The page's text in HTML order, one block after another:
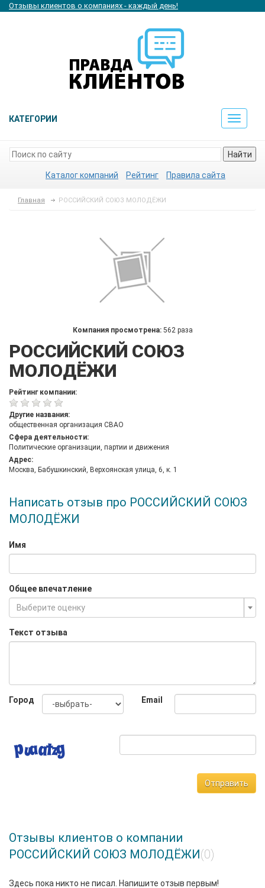
Отзывы клиентов о компаниях - каждый день!
КАТЕГОРИИ
Toggle
Найти
Каталог компаний Рейтинг Правила сайта
Главная РОССИЙСКИЙ СОЮЗ МОЛОДЁЖИ
Компания просмотрена: 562 раза
РОССИЙСКИЙ СОЮЗ
МОЛОДЁЖИ
Рейтинг компании:
Другие названия:
общественная организация СВАО
Сфера деятельности:
Политические организации, партии и движения
Адрес:
Москва, Бабушкинский, Верхоянская улица, 6, к. 1
Написать отзыв про РОССИЙСКИЙ СОЮЗ
МОЛОДЁЖИ
Имя
Общее впечатление
Выберите оценку
Текст отзыва
Город Email
Отправить
Отзывы клиентов о компании
РОССИЙСКИЙ СОЮЗ МОЛОДЁЖИ(0)
Здесь пока никто не писал. Напишите отзыв первым!